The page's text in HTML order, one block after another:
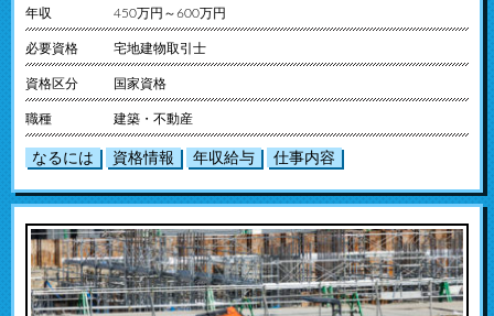
年収 450万円～600万円
必要資格 宅地建物取引士
資格区分 国家資格
職種 建築・不動産
なるには 資格情報 年収給与 仕事内容